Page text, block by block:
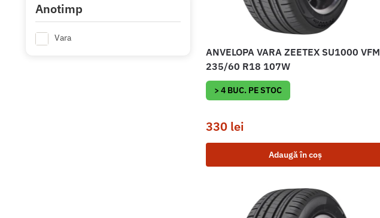
ANVELOPA VARA ZEETEX SU1000 VFM
235/60 R18 107W
> 4 BUC. PE STOC
330 lei
Adaugă în coș
Anotimp
Vara